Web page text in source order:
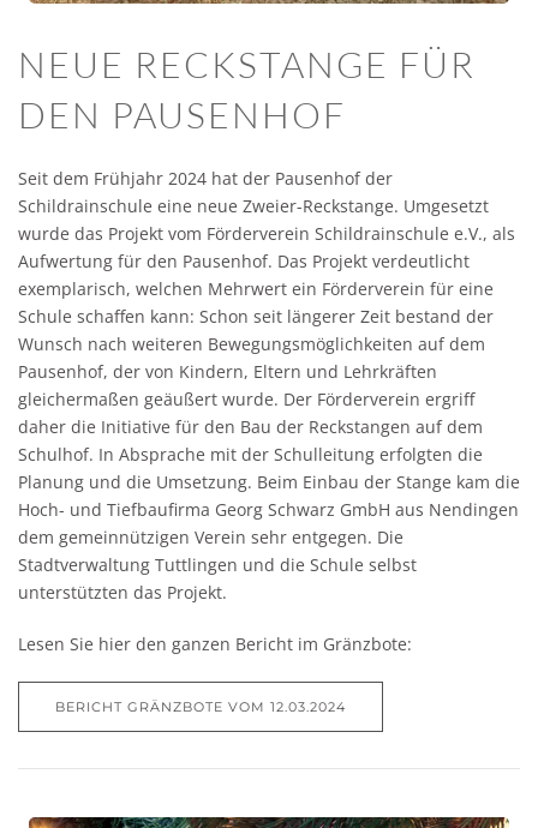
NEUE RECKSTANGE FÜR
DEN PAUSENHOF
Seit dem Frühjahr 2024 hat der Pausenhof der
Schildrainschule eine neue Zweier-Reckstange. Umgesetzt
wurde das Projekt vom Förderverein Schildrainschule e.V., als
Aufwertung für den Pausenhof. Das Projekt verdeutlicht
exemplarisch, welchen Mehrwert ein Förderverein für eine
Schule schaffen kann: Schon seit längerer Zeit bestand der
Wunsch nach weiteren Bewegungsmöglichkeiten auf dem
Pausenhof, der von Kindern, Eltern und Lehrkräften
gleichermaßen geäußert wurde. Der Förderverein ergriff
daher die Initiative für den Bau der Reckstangen auf dem
Schulhof. In Absprache mit der Schulleitung erfolgten die
Planung und die Umsetzung. Beim Einbau der Stange kam die
Hoch- und Tiefbaufirma Georg Schwarz GmbH aus Nendingen
dem gemeinnützigen Verein sehr entgegen. Die
Stadtverwaltung Tuttlingen und die Schule selbst
unterstützten das Projekt.
Lesen Sie hier den ganzen Bericht im Gränzbote:
BERICHT GRÄNZBOTE VOM 12.03.2024